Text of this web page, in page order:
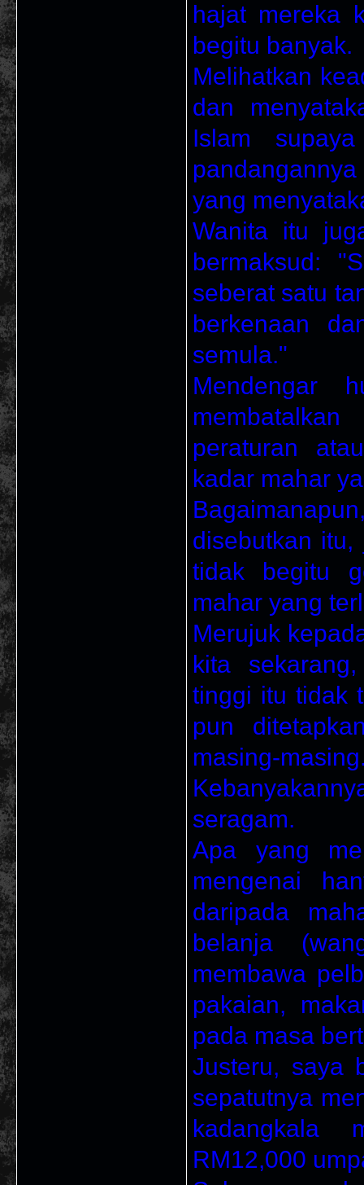
hajat mereka
begitu banyak.
Melihatkan
dan
Islam
yang
Wanita itu
bermaksud:
seberat satu
berkenaan
semula."
Mendengar
peraturan
kadar mahar
disebutkan
tidak begitu
mahar yang
Merujuk
kita
tinggi itu tidak
pun
masing-
seragam.
Apa yang
mengenai
daripada
belanja
membawa
pakaian,
pada masa
Justeru, saya
sepatutnya
kadangkala
RM12,000